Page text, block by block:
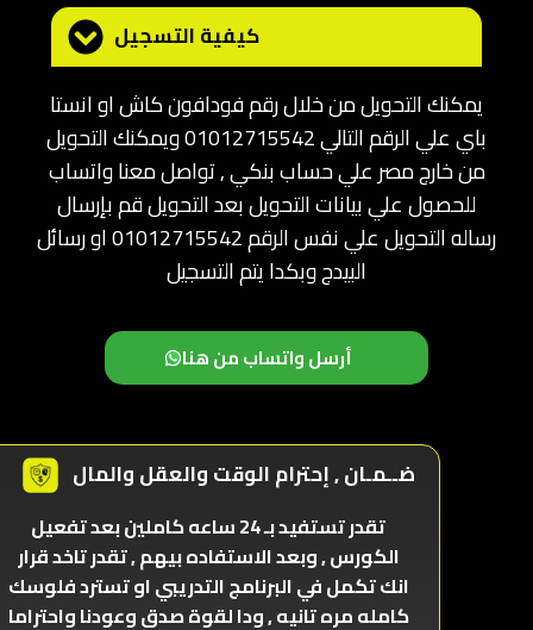
كيفية التسجيل
يمكنك التحويل من خلال رقم فودافون كاش او انستا
باي علي الرقم التالي 01012715542 ويمكنك التحويل
من خارج مصر علي حساب بنكي , تواصل معنا واتساب
للحصول علي بيانات التحويل بعد التحويل قم بإرسال
رساله التحويل علي نفس الرقم 01012715542 او رسائل
البيدج وبكدا يتم التسجيل
أرسل واتساب من هنا
ضــمـان , إحترام الوقت والعقل والمال
تقدر تستفيد بـ 24 ساعه كاملين بعد تفعيل
الكورس , وبعد الاستفاده بيهم , تقدر تاخد قرار
انك تكمل في البرنامج التدريبي او تسترد فلوسك
كامله مره تانيه , ودا لقوة صدق وعودنا واحتراما